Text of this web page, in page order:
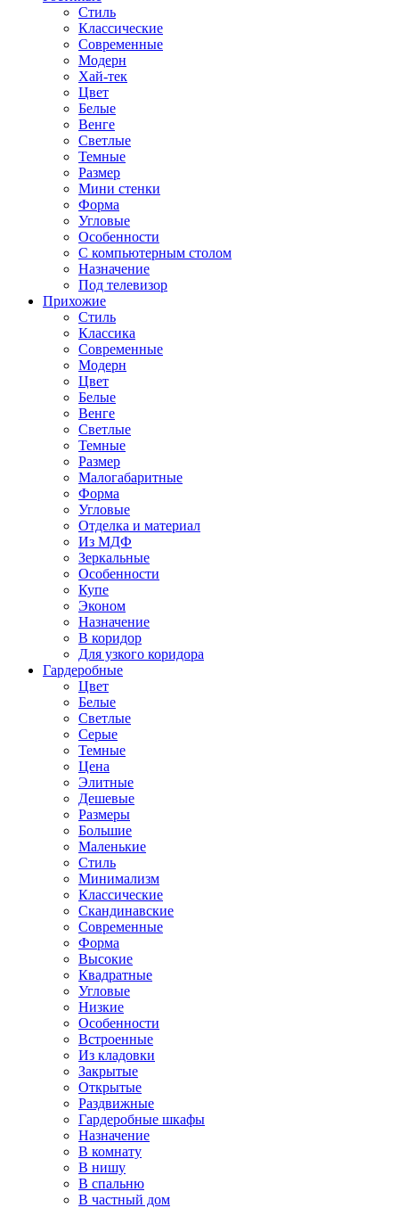
Стиль
Классические
Современные
Модерн
Хай-тек
Цвет
Белые
Венге
Светлые
Темные
Размер
Мини стенки
Форма
Угловые
Особенности
С компьютерным столом
Назначение
Под телевизор
Прихожие
Стиль
Классика
Современные
Модерн
Цвет
Белые
Венге
Светлые
Темные
Размер
Малогабаритные
Форма
Угловые
Отделка и материал
Из МДФ
Зеркальные
Особенности
Купе
Эконом
Назначение
В коридор
Для узкого коридора
Гардеробные
Цвет
Белые
Светлые
Серые
Темные
Цена
Элитные
Дешевые
Размеры
Большие
Маленькие
Стиль
Минимализм
Классические
Скандинавские
Современные
Форма
Высокие
Квадратные
Угловые
Низкие
Особенности
Встроенные
Из кладовки
Закрытые
Открытые
Раздвижные
Гардеробные шкафы
Назначение
В комнату
В нишу
В спальню
В частный дом